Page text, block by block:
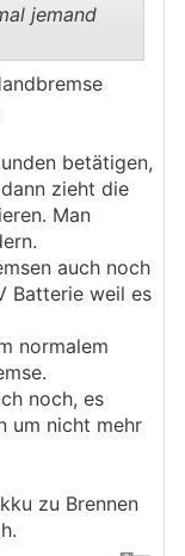
jemand
betätigen,
zieht die
Man
auch noch
Batterie weil es
normalem
noch, es
um nicht mehr
zu Brennen